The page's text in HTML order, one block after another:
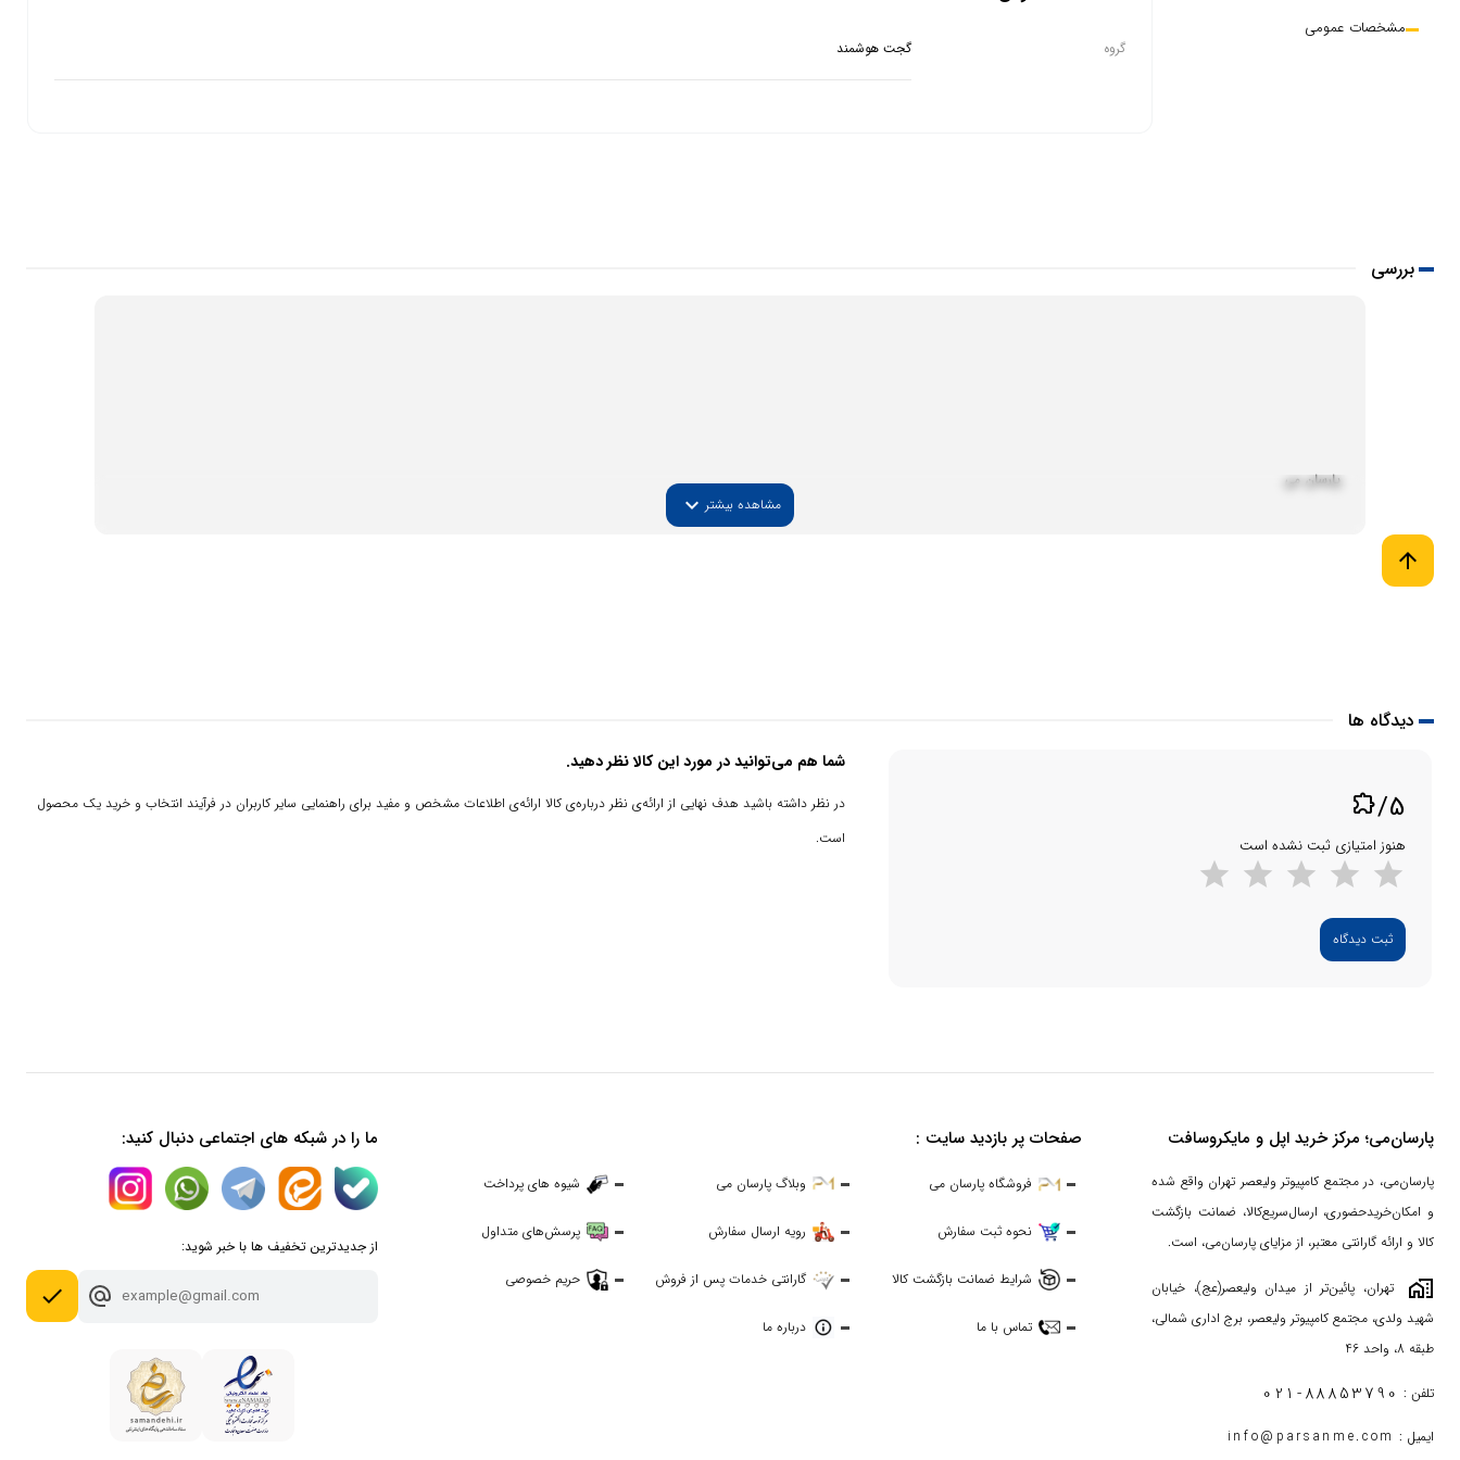
مشخصات عمومی
گروه گجت هوشمند
بررسی
پارسان می
مشاهده بیشتر expand_more
arrow_upward
دیدگاه ها
extension/5
هنوز امتیازی ثبت نشده است
ثبت دیدگاه
شما هم می‌توانید در مورد این کالا نظر دهید.
در نظر داشته باشید هدف نهایی از ارائه‌ی نظر درباره‌ی کالا ارائه‌ی اطلاعات مشخص و مفید برای راهنمایی سایر کاربران در فرآیند انتخاب و خرید یک محصول
است.
پارسان‌می؛ مرکز خرید اپل و مایکروسافت
پارسان‌می، در مجتمع کامپیوتر ولیعصر تهران واقع شده
و امکان‌خریدحضوری، ارسال‌سریع‌کالا، ضمانت بازگشت
کالا و ارائه گارانتی معتبر، از مزایای پارسان‌می، است.
maps_home_work
تهران، پائین‌تر از میدان ولیعصر(عج)، خیابان
شهید ولدی، مجتمع کامپیوتر ولیعصر، برج اداری شمالی،
طبقه 8، واحد 46
تلفن : 021-88853790
ایمیل : info@parsanme.com
صفحات پر بازدید سایت :
فروشگاه پارسان می وبلاگ پارسان می شیوه های پرداخت
نحوه ثبت سفارش رویه ارسال سفارش پرسش‌های متداول
شرایط ضمانت بازگشت کالا گارانتی خدمات پس از فروش حریم خصوصی
تماس با ما درباره ما
ما را در شبکه های اجتماعی دنبال کنید:
از جدیدترین تخفیف ها با خبر شوید:
done